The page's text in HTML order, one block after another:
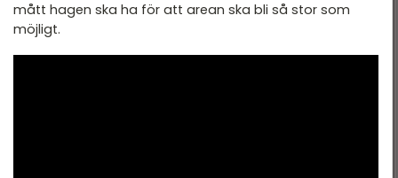
mått hagen ska ha för att arean ska bli så stor som
möjligt.
Nationella Provet vt12 -